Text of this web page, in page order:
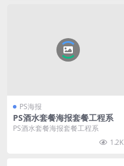
PS海报
PS酒水套餐海报套餐工程系
PS酒水套餐海报套餐工程系
1.2K